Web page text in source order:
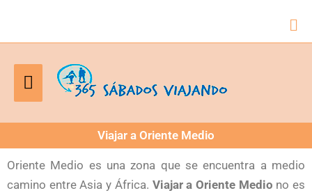
Menú
principal
Viajar a Oriente Medio
Oriente Medio es una zona que se encuentra a medio
camino entre Asia y África. Viajar a Oriente Medio no es